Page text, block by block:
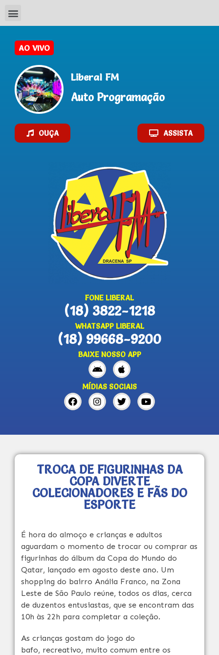
Liberal FM
Auto Programação
OUÇA ASSISTA
FONE LIBERAL
(18) 3822-1218
WHATSAPP LIBERAL
(18) 99668-9200
BAIXE NOSSO APP
MÍDIAS SOCIAIS
TROCA DE FIGURINHAS DA
COPA DIVERTE
COLECIONADORES E FÃS DO
ESPORTE
É hora do almoço e crianças e adultos
aguardam o momento de trocar ou comprar as
figurinhas do álbum da Copa do Mundo do
Qatar, lançado em agosto deste ano. Um
shopping do bairro Anália Franco, na Zona
Leste de São Paulo reúne, todos os dias, cerca
de duzentos entusiastas, que se encontram das
10h às 22h para completar a coleção.
As crianças gostam do jogo do
bafo, recreativo, muito comum entre os